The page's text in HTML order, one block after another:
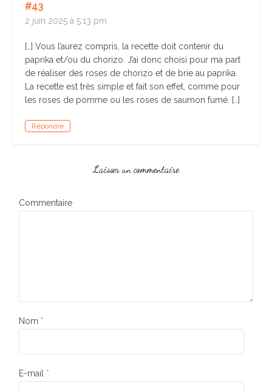
#43
2 juin 2025 à 5:13 pm
[…] Vous l’aurez compris, la recette doit contenir du
paprika et/ou du chorizo. J’ai donc choisi pour ma part
de réaliser des roses de chorizo et de brie au paprika.
La recette est très simple et fait son effet, comme pour
les roses de pomme ou les roses de saumon fumé. […]
Répondre
Laisser un commentaire
Commentaire
Nom *
E-mail *